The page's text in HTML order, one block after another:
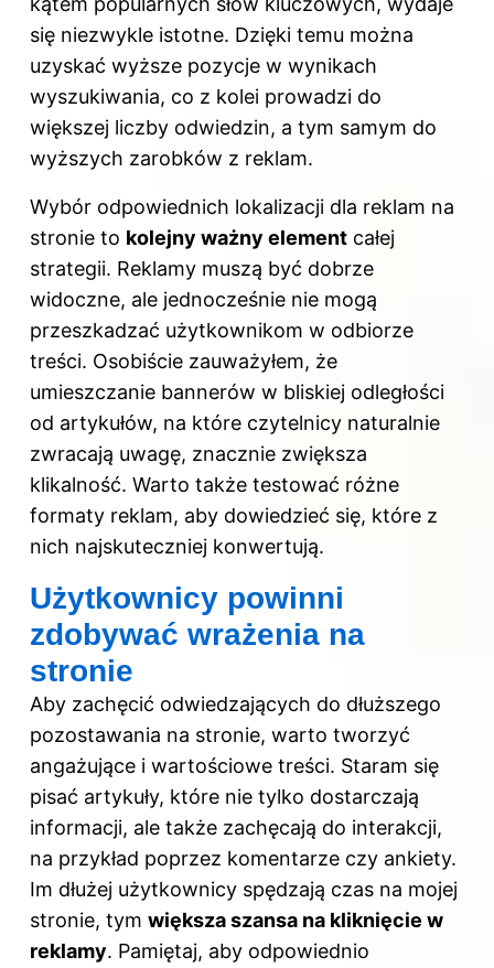
się niezwykle istotne. Dzięki temu można
uzyskać wyższe pozycje w wynikach
wyszukiwania, co z kolei prowadzi do
większej liczby odwiedzin, a tym samym do
wyższych zarobków z reklam.
Wybór odpowiednich lokalizacji dla reklam na
stronie to kolejny ważny element całej
strategii. Reklamy muszą być dobrze
widoczne, ale jednocześnie nie mogą
przeszkadzać użytkownikom w odbiorze
treści. Osobiście zauważyłem, że
umieszczanie bannerów w bliskiej odległości
od artykułów, na które czytelnicy naturalnie
zwracają uwagę, znacznie zwiększa
klikalność. Warto także testować różne
formaty reklam, aby dowiedzieć się, które z
nich najskuteczniej konwertują.
Użytkownicy powinni
zdobywać wrażenia na
stronie
Aby zachęcić odwiedzających do dłuższego
pozostawania na stronie, warto tworzyć
angażujące i wartościowe treści. Staram się
pisać artykuły, które nie tylko dostarczają
informacji, ale także zachęcają do interakcji,
na przykład poprzez komentarze czy ankiety.
Im dłużej użytkownicy spędzają czas na mojej
stronie, tym większa szansa na kliknięcie w
reklamy. Pamiętaj, aby odpowiednio